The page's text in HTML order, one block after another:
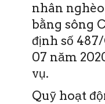
nhân
bằng sông
định số
07 năm
vụ.
Quỹ hoạt